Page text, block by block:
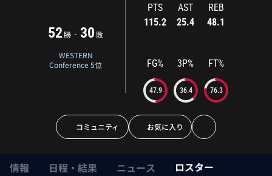
52勝 - 30 敗
WESTERN
Conference 5位
PTS
115.2
AST
25.4
REB
48.1
FG%
47.9
3P%
36.4
FT%
76.3
コミュニティ お気に入り
情報 日程・結果 ニュース ロスター